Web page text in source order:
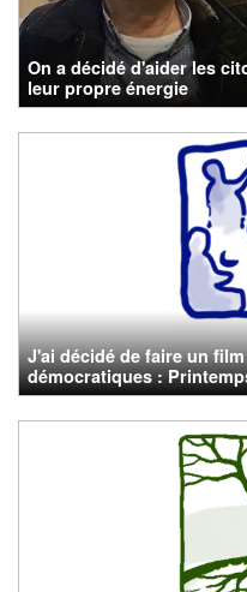
On a décidé d'aider les
leur propre énergie
J'ai décidé de faire un
démocratiques :